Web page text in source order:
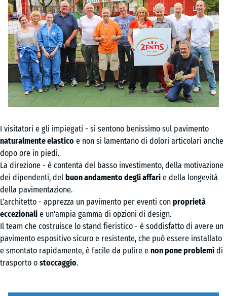
I visitatori e gli impiegati - si sentono benissimo sul pavimento
naturalmente elastico e non si lamentano di dolori articolari anche
dopo ore in piedi.
La direzione - è contenta del basso investimento, della motivazione
dei dipendenti, del buon andamento degli affari e della longevità
della pavimentazione.
L’architetto - apprezza un pavimento per eventi con proprietà
eccezionali e un'ampia gamma di opzioni di design.
Il team che costruisce lo stand fieristico - è soddisfatto di avere un
pavimento espositivo sicuro e resistente, che può essere installato
e smontato rapidamente, è facile da pulire e non pone problemi di
trasporto o stoccaggio.